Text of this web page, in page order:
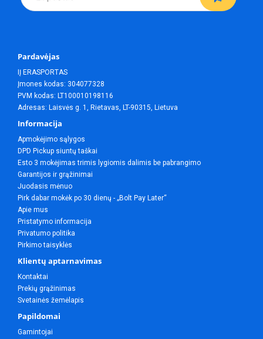
Pardavėjas
IĮ ERASPORTAS
Įmones kodas: 304077328
PVM kodas: LT100010198116
Adresas: Laisvės g. 1, Rietavas, LT-90315, Lietuva
Informacija
Apmokėjimo sąlygos
DPD Pickup siuntų taškai
Esto 3 mokėjimas trimis lygiomis dalimis be pabrangimo
Garantijos ir grąžinimai
Juodasis mėnuo
Pirk dabar mokėk po 30 dienų - „Bolt Pay Later“
Apie mus
Pristatymo informacija
Privatumo politika
Pirkimo taisyklės
Klientų aptarnavimas
Kontaktai
Prekių grąžinimas
Svetainės žemėlapis
Papildomai
Gamintojai